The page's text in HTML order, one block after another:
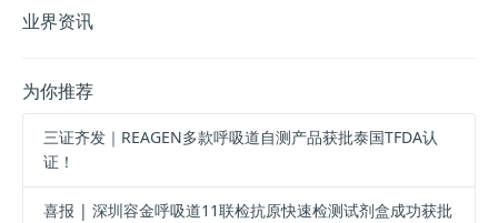
业界资讯
为你推荐
三证齐发｜REAGEN多款呼吸道自测产品获批泰国TFDA认
证！
喜报 | 深圳容金呼吸道11联检抗原快速检测试剂盒成功获批